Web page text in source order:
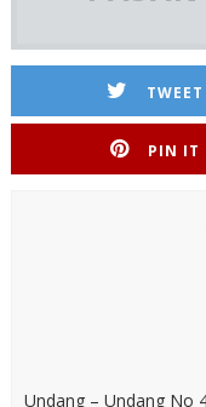
TWEET
PIN IT
Undang – Undang No